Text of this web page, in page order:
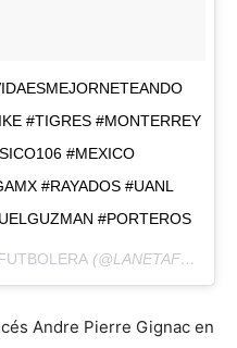
#TIGRES #MONTERREY
#MEXICO
#RAYADOS #UANL
#PORTEROS
(@LANETAFUTBOLERA) ON
Andre Pierre Gignac en